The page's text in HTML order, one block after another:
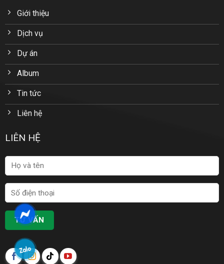
Giới thiệu
Dịch vụ
Dự án
Album
Tin tức
Liên hệ
LIÊN HỆ